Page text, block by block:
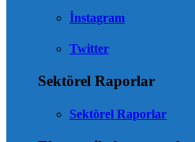
İnstagram
Twitter
Sektörel Raporlar
Sektörel Raporlar